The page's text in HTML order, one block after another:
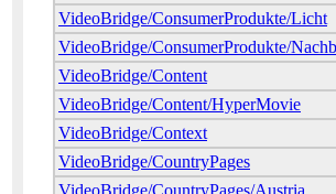
VideoBridge/ConsumerProdukte/Licht
VideoBridge/ConsumerProdukte/
VideoBridge/Content
VideoBridge/Content/HyperMovie
VideoBridge/Context
VideoBridge/CountryPages
VideoBridge/CountryPages/Austria